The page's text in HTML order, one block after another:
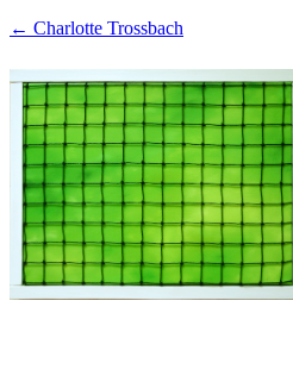
← Charlotte Trossbach